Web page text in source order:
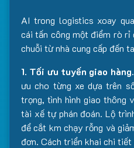
AI trong logistics xoay
cái tấn công một điểm rò rỉ
chuỗi từ nhà cung cấp đến
1. Tối ưu tuyến giao hàng.
ưu cho từng xe dựa trên
trọng, tình hình giao thông
tài xế tự phán đoán. Lộ
để cắt km chạy rỗng và
đơn. Cách triển khai chi